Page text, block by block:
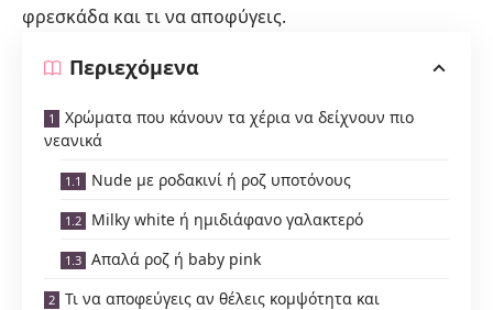
φρεσκάδα και τι να αποφύγεις.
Περιεχόμενα
Χρώματα που κάνουν τα χέρια να δείχνουν πιο
νεανικά
Nude με ροδακινί ή ροζ υποτόνους
Milky white ή ημιδιάφανο γαλακτερό
Aπαλά ροζ ή baby pink
Τι να αποφεύγεις αν θέλεις κομψότητα και